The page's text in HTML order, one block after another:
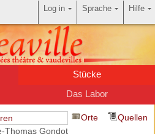
Stücke
Das Labor
Thomas Gondot
Orte Quellen
Hilfe
Sprache
Log in